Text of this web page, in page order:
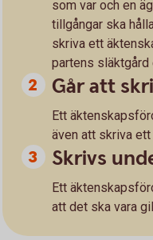
som var och en
tillgångar ska
skriva ett
partens släktgård
Går att
Ett
även att skriva
Skrivs
Ett
att det ska vara